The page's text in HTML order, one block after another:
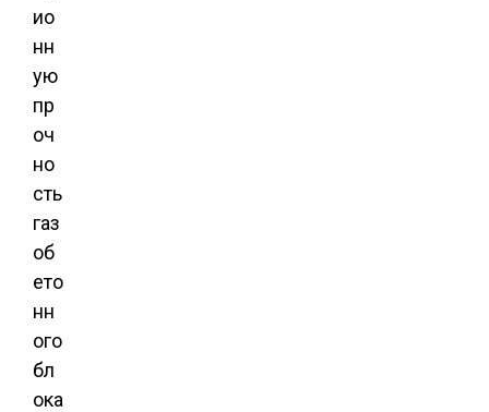
ио
нн
ую
пр
оч
но
сть
газ
об
ето
нн
ого
бл
ока